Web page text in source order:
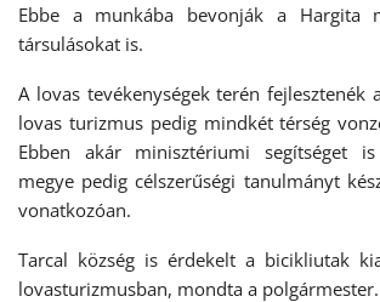
Ebbe a munkába bevonják a Hargita
társulásokat is.
A lovas tevékenységek terén fejlesztenék
lovas turizmus pedig mindkét térség
Ebben akár minisztériumi segítséget
megye pedig célszerűségi tanulmányt
vonatkozóan.
Tarcal község is érdekelt a bicikliutak
lovasturizmusban, mondta a polgármester.